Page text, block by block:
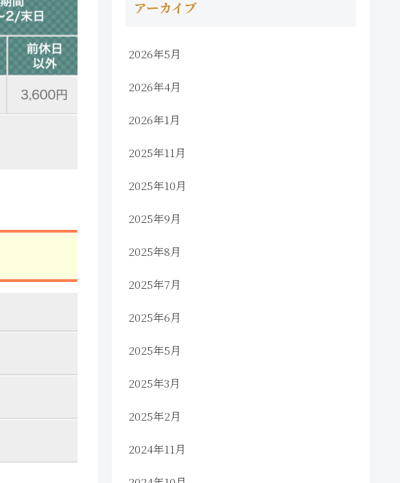
アーカイブ
2026年5月
2026年4月
2026年1月
2025年11月
2025年10月
2025年9月
2025年8月
2025年7月
2025年6月
2025年5月
2025年3月
2025年2月
2024年11月